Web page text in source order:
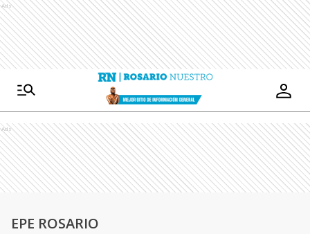
Ads
Ads
EPE ROSARIO